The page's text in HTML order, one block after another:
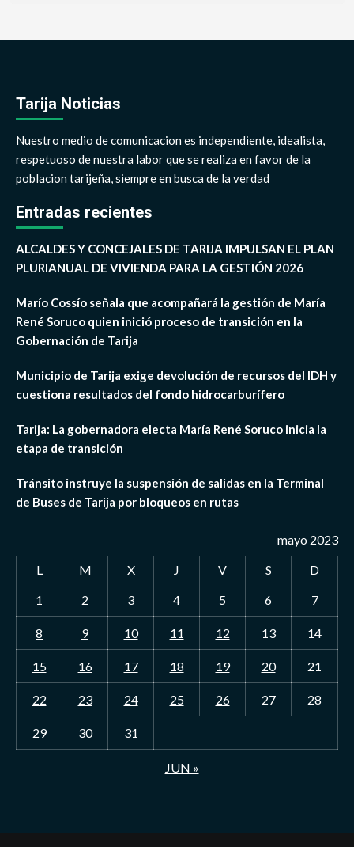
Tarija Noticias
Nuestro medio de comunicacion es independiente, idealista,
respetuoso de nuestra labor que se realiza en favor de la
poblacion tarijeña, siempre en busca de la verdad
Entradas recientes
ALCALDES Y CONCEJALES DE TARIJA IMPULSAN EL PLAN
PLURIANUAL DE VIVIENDA PARA LA GESTIÓN 2026
Marío Cossío señala que acompañará la gestión de María
René Soruco quien inició proceso de transición en la
Gobernación de Tarija
Municipio de Tarija exige devolución de recursos del IDH y
cuestiona resultados del fondo hidrocarburífero
Tarija: La gobernadora electa María René Soruco inicia la
etapa de transición
Tránsito instruye la suspensión de salidas en la Terminal
de Buses de Tarija por bloqueos en rutas
mayo 2023
L
M X J V S
D
1
2 3 4 5 6 7
8 9 10 11 12 13 14
15 16 17 18 19 20 21
22 23 24 25 26 27 28
29 30 31
JUN »